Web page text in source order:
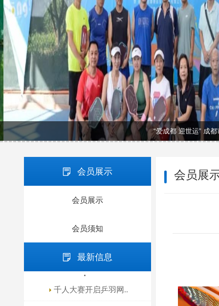
“爱成都 迎世运” 成
会员展示
会员展示
会员须知
最新信息
千人大赛开启乒羽网..
会员展